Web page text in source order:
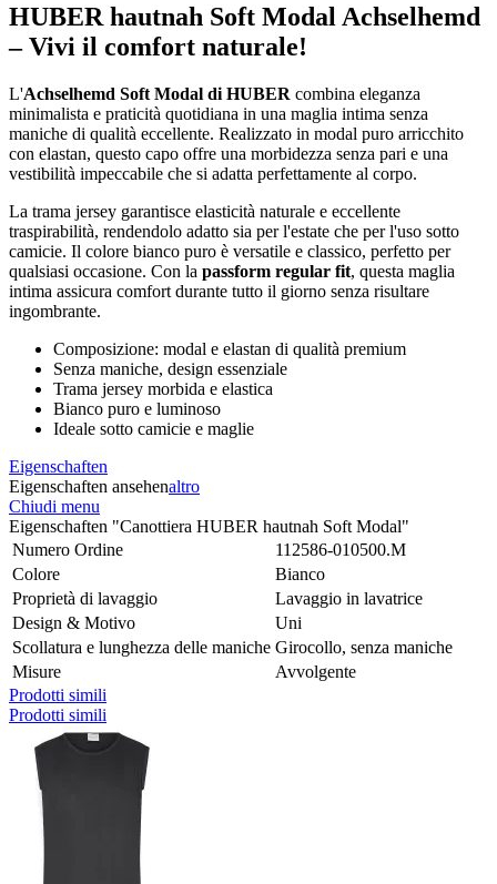
HUBER hautnah Soft Modal Achselhemd
– Vivi il comfort naturale!
L'Achselhemd Soft Modal di HUBER combina eleganza
minimalista e praticità quotidiana in una maglia intima senza
maniche di qualità eccellente. Realizzato in modal puro arricchito
con elastan, questo capo offre una morbidezza senza pari e una
vestibilità impeccabile che si adatta perfettamente al corpo.
La trama jersey garantisce elasticità naturale e eccellente
traspirabilità, rendendolo adatto sia per l'estate che per l'uso sotto
camicie. Il colore bianco puro è versatile e classico, perfetto per
qualsiasi occasione. Con la passform regular fit, questa maglia
intima assicura comfort durante tutto il giorno senza risultare
ingombrante.
Composizione: modal e elastan di qualità premium
Senza maniche, design essenziale
Trama jersey morbida e elastica
Bianco puro e luminoso
Ideale sotto camicie e maglie
Eigenschaften
Eigenschaften ansehenaltro
Chiudi menu
Eigenschaften "Canottiera HUBER hautnah Soft Modal"
Numero Ordine
112586-010500.M
Colore
Bianco
Proprietà di lavaggio
Lavaggio in lavatrice
Design & Motivo
Uni
Scollatura e lunghezza delle maniche Girocollo, senza maniche
Misure
Avvolgente
Prodotti simili
Prodotti simili